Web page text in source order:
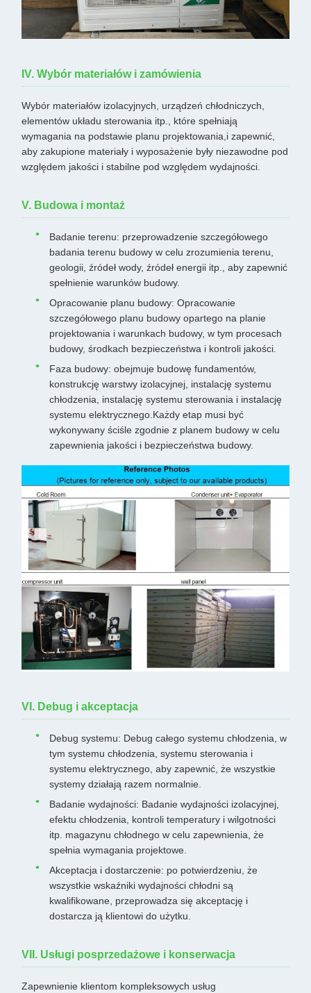
IV. Wybór materiałów i zamówienia
Wybór materiałów izolacyjnych, urządzeń chłodniczych,
elementów układu sterowania itp., które spełniają
wymagania na podstawie planu projektowania,i zapewnić,
aby zakupione materiały i wyposażenie były niezawodne pod
względem jakości i stabilne pod względem wydajności.
V. Budowa i montaż
Badanie terenu: przeprowadzenie szczegółowego
badania terenu budowy w celu zrozumienia terenu,
geologii, źródeł wody, źródeł energii itp., aby zapewnić
spełnienie warunków budowy.
Opracowanie planu budowy: Opracowanie
szczegółowego planu budowy opartego na planie
projektowania i warunkach budowy, w tym procesach
budowy, środkach bezpieczeństwa i kontroli jakości.
Faza budowy: obejmuje budowę fundamentów,
konstrukcję warstwy izolacyjnej, instalację systemu
chłodzenia, instalację systemu sterowania i instalację
systemu elektrycznego.Każdy etap musi być
wykonywany ściśle zgodnie z planem budowy w celu
zapewnienia jakości i bezpieczeństwa budowy.
VI. Debug i akceptacja
Debug systemu: Debug całego systemu chłodzenia, w
tym systemu chłodzenia, systemu sterowania i
systemu elektrycznego, aby zapewnić, że wszystkie
systemy działają razem normalnie.
Badanie wydajności: Badanie wydajności izolacyjnej,
efektu chłodzenia, kontroli temperatury i wilgotności
itp. magazynu chłodnego w celu zapewnienia, że
spełnia wymagania projektowe.
Akceptacja i dostarczenie: po potwierdzeniu, że
wszystkie wskaźniki wydajności chłodni są
kwalifikowane, przeprowadza się akceptację i
dostarcza ją klientowi do użytku.
VII. Usługi posprzedażowe i konserwacja
Zapewnienie klientom kompleksowych usług